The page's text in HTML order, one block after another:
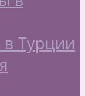
Турции